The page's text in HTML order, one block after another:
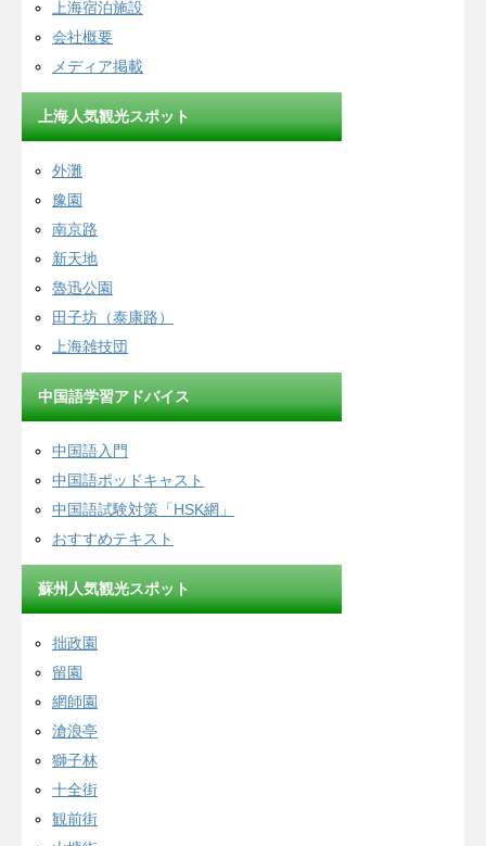
上海宿泊施設
会社概要
メディア掲載
上海人気観光スポット
外灘
豫園
南京路
新天地
魯迅公園
田子坊（泰康路）
上海雑技団
中国語学習アドバイス
中国語入門
中国語ポッドキャスト
中国語試験対策「HSK網」
おすすめテキスト
蘇州人気観光スポット
拙政園
留園
網師園
滄浪亭
獅子林
十全街
観前街